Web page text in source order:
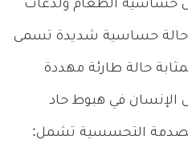
حساسية الطعام ولدغات
حالة حساسية شديدة تسمى
حالة طارئة مهددة
الإنسان في هبوط حاد
الصدمة التحسسية تشمل: